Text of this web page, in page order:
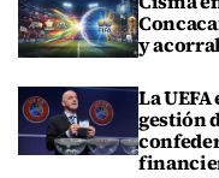
y
La
gestión